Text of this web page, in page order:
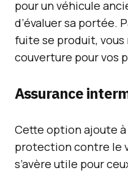
pour un véhicule
d’évaluer sa portée.
fuite se produit, vous
couverture pour vos
Assurance
Cette option ajoute
protection contre le
s’avère utile pour